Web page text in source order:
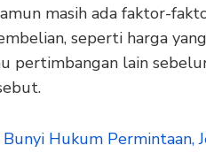
masih ada faktor-
seperti harga
pertimbangan lain
Bunyi Hukum Permintaan,